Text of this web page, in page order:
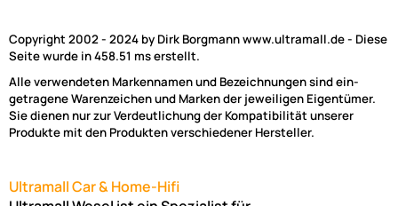
Copyright 2002 - 2024 by Dirk Borgmann www.ultramall.de - Diese
Seite wurde in 458.51 ms erstellt.
Alle verwendeten Markennamen und Bezeichnungen sind ein-
getragene Warenzeichen und Marken der jeweiligen Eigentümer.
Sie dienen nur zur Verdeutlichung der Kompatibilität unserer
Produkte mit den Produkten verschiedener Hersteller.
Ultramall Car & Home-Hifi